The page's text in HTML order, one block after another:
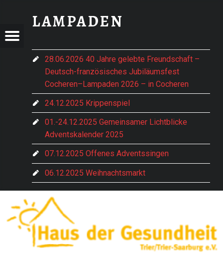
LAMPADEN
Menu
navigation
28.06.2026 40 Jahre gelebte Freundschaft –
Deutsch-französisches Jubiläumsfest
Cocheren–Lampaden 2026 – in Cocheren
24.12.2025 Krippenspiel
01.-24.12.2025 Gemeinsamer Lichtblicke
Adventskalender 2025
07.12.2025 Offenes Adventssingen
06.12.2025 Weihnachtsmarkt